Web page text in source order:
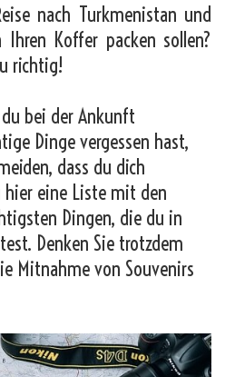
nach Turkmenistan und
Koffer packen sollen?
richtig!
bei der Ankunft
Dinge vergessen hast,
dass du dich
eine Liste mit den
Dingen, die du in
Denken Sie trotzdem
Mitnahme von Souvenirs